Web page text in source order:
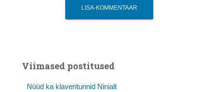
Viimased postitused
Nüüd ka klaveritunnid Ninialt